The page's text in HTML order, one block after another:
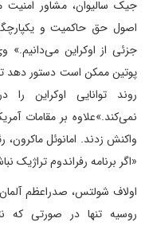
جیک سالیوان، مشاور امنیت
اصول حق حاکمیت و
جزئی از اوکراین می‌دانیم.»
پوتین ممکن است دستور دهد
روند توانایی اوکراین
نمی‌کند.»علاوه بر مقامات
واکنش زدند. امانوئل
«اگر برنامه رفراندوم تراژیک
اولاف شولتس، صدراعظم
روسیه تنها در صورتی که